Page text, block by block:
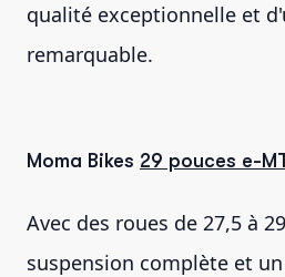
qualité exceptionnelle et
remarquable.
Moma Bikes 29 pouces e-
Avec des roues de 27,5 à
suspension complète et